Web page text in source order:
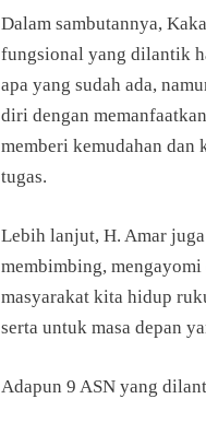
Dalam sambutannya,
fungsional yang dilantik
apa yang sudah ada,
diri dengan
memberi kemudahan dan
tugas.
Lebih lanjut, H. Amar
membimbing, mengayomi
masyarakat kita hidup
serta untuk masa depan
Adapun 9 ASN yang